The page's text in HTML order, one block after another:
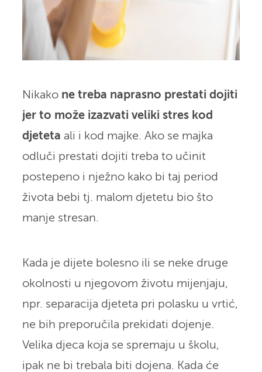
Nikako ne treba naprasno prestati dojiti
jer to može izazvati veliki stres kod
djeteta ali i kod majke. Ako se majka
odluči prestati dojiti treba to učinit
postepeno i nježno kako bi taj period
života bebi tj. malom djetetu bio što
manje stresan.
Kada je dijete bolesno ili se neke druge
okolnosti u njegovom životu mijenjaju,
npr. separacija djeteta pri polasku u vrtić,
ne bih preporučila prekidati dojenje.
Velika djeca koja se spremaju u školu,
ipak ne bi trebala biti dojena. Kada će